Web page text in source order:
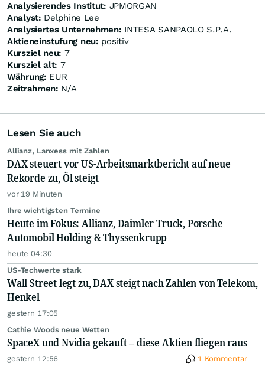
Analysierendes Institut: JPMORGAN
Analyst: Delphine Lee
Analysiertes Unternehmen: INTESA SANPAOLO S.P.A.
Aktieneinstufung neu: positiv
Kursziel neu: 7
Kursziel alt: 7
Währung: EUR
Zeitrahmen: N/A
Lesen Sie auch
Allianz, Lanxess mit Zahlen
DAX steuert vor US-Arbeitsmarktbericht auf neue
Rekorde zu, Öl steigt
vor 19 Minuten
Ihre wichtigsten Termine
Heute im Fokus: Allianz, Daimler Truck, Porsche
Automobil Holding & Thyssenkrupp
heute 04:30
US-Techwerte stark
Wall Street legt zu, DAX steigt nach Zahlen von Telekom,
Henkel
gestern 17:05
Cathie Woods neue Wetten
SpaceX und Nvidia gekauft – diese Aktien fliegen raus
gestern 12:56 1 Kommentar